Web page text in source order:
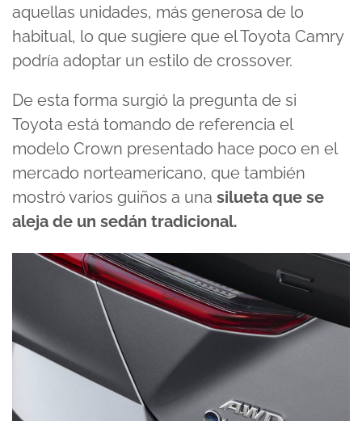
aquellas unidades, más generosa de lo
habitual, lo que sugiere que el Toyota Camry
podría adoptar un estilo de crossover.
De esta forma surgió la pregunta de si
Toyota está tomando de referencia el
modelo Crown presentado hace poco en el
mercado norteamericano, que también
mostró varios guiños a una silueta que se
aleja de un sedán tradicional.